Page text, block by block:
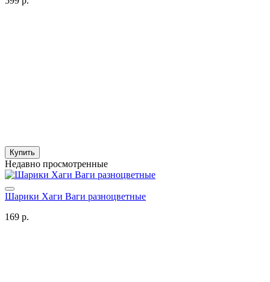
Купить
Недавно просмотренные
Шарики Хаги Ваги разноцветные
169 р.